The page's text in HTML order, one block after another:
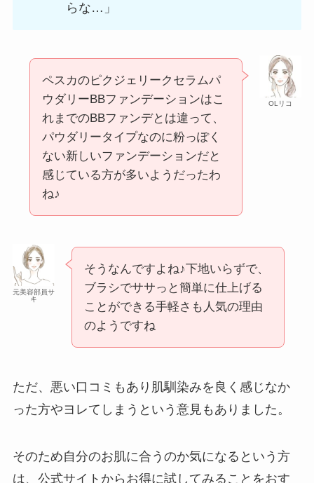
らな…」
OLリコ
ペスカのピクジェリークセラムパ
ウダリーBBファンデーションはこ
れまでのBBファンデとは違って、
パウダリータイプなのに粉っぽく
ない新しいファンデーションだと
感じている方が多いようだったわ
ね♪
元美容部員サ
キ
そうなんですよね♪下地いらずで、
ブラシでササっと簡単に仕上げる
ことができる手軽さも人気の理由
のようですね
ただ、悪い口コミもあり肌馴染みを良く感じなか
った方やヨレてしまうという意見もありました。
そのため自分のお肌に合うのか気になるという方
は、公式サイトからお得に試してみることをおす